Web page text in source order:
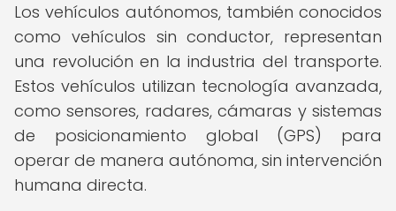
Los vehículos autónomos, también conocidos
como vehículos sin conductor, representan
una revolución en la industria del transporte.
Estos vehículos utilizan tecnología avanzada,
como sensores, radares, cámaras y sistemas
de posicionamiento global (GPS) para
operar de manera autónoma, sin intervención
humana directa.